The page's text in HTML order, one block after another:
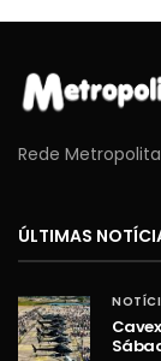
Rede
ÚLTIMAS